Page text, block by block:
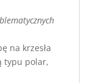
na krzesła
typu polar,